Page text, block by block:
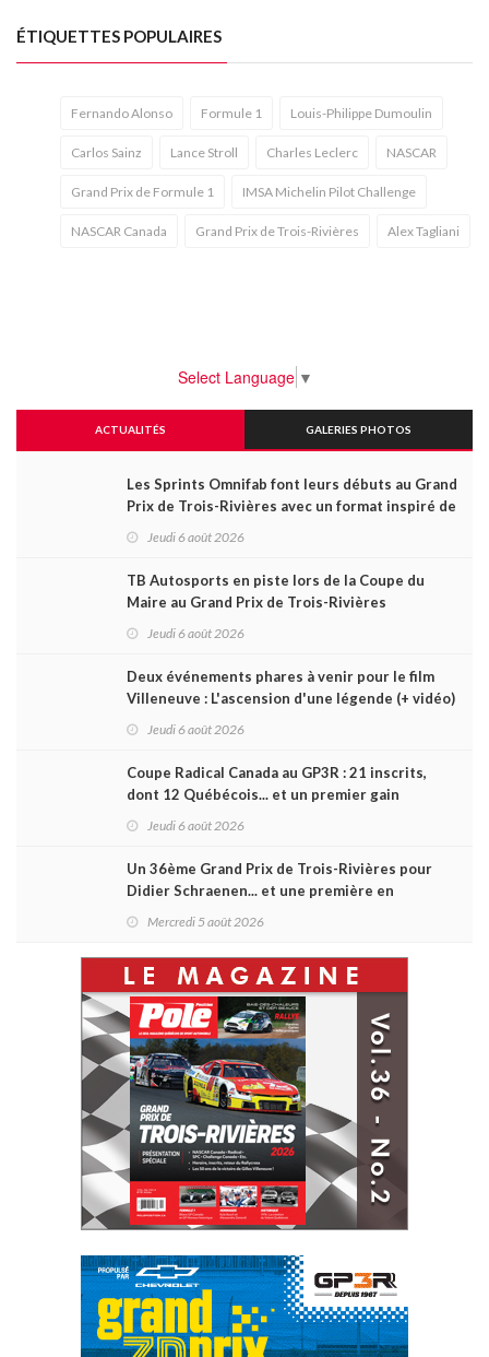
ÉTIQUETTES POPULAIRES
Fernando Alonso Formule 1 Louis-Philippe Dumoulin
Carlos Sainz Lance Stroll Charles Leclerc NASCAR
Grand Prix de Formule 1 IMSA Michelin Pilot Challenge
NASCAR Canada Grand Prix de Trois-Rivières Alex Tagliani
Select Language ▼
ACTUALITÉS GALERIES PHOTOS
Les Sprints Omnifab font leurs débuts au Grand
Prix de Trois-Rivières avec un format inspiré de
Jeudi 6 août 2026
TB Autosports en piste lors de la Coupe du
Maire au Grand Prix de Trois-Rivières
Jeudi 6 août 2026
Deux événements phares à venir pour le film
Villeneuve : L'ascension d'une légende (+ vidéo)
Jeudi 6 août 2026
Coupe Radical Canada au GP3R : 21 inscrits,
dont 12 Québécois... et un premier gain
Jeudi 6 août 2026
Un 36ème Grand Prix de Trois-Rivières pour
Didier Schraenen... et une première en
Mercredi 5 août 2026